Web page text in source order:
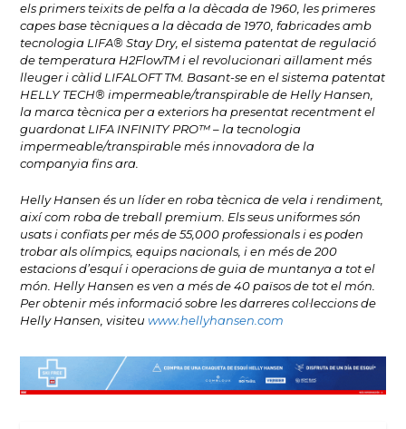
els primers teixits de pelfa a la dècada de 1960, les primeres
capes base tècniques a la dècada de 1970, fabricades amb
tecnologia LIFA® Stay Dry, el sistema patentat de regulació
de temperatura H2FlowTM i el revolucionari aïllament més
lleuger i càlid LIFALOFT TM. Basant-se en el sistema patentat
HELLY TECH® impermeable/transpirable de Helly Hansen,
la marca tècnica per a exteriors ha presentat recentment el
guardonat LIFA INFINITY PRO™ – la tecnologia
impermeable/transpirable més innovadora de la
companyia fins ara.
Helly Hansen és un líder en roba tècnica de vela i rendiment,
així com roba de treball premium. Els seus uniformes són
usats i confiats per més de 55,000 professionals i es poden
trobar als olímpics, equips nacionals, i en més de 200
estacions d’esquí i operacions de guia de muntanya a tot el
món. Helly Hansen es ven a més de 40 països de tot el món.
Per obtenir més informació sobre les darreres col·leccions de
Helly Hansen, visiteuwww.hellyhansen.com